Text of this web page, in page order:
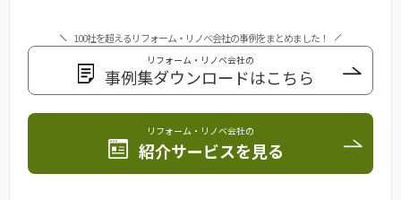
100社を超えるリフォーム・リノベ会社の事例をまとめました！
リフォーム・リノベ会社の
事例集ダウンロードはこちら
リフォーム・リノベ会社の
紹介サービスを見る